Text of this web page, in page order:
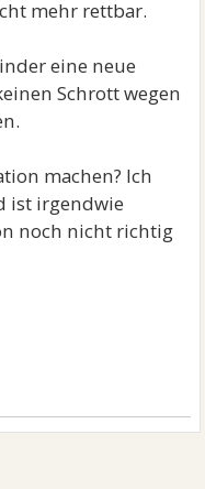
mehr rettbar.
eine neue
Schrott wegen
machen? Ich
ist irgendwie
noch nicht richtig